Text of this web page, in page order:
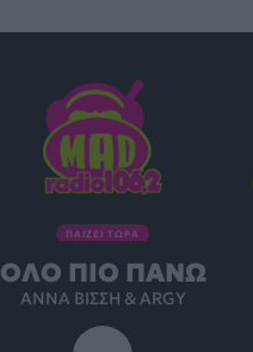
ΠΑΙΖΕΙ ΤΩΡΑ
ΌΛΟ ΠΙΟ ΠΆΝΩ
ΆΝΝΑ ΒΊΣΣΗ & ARGY